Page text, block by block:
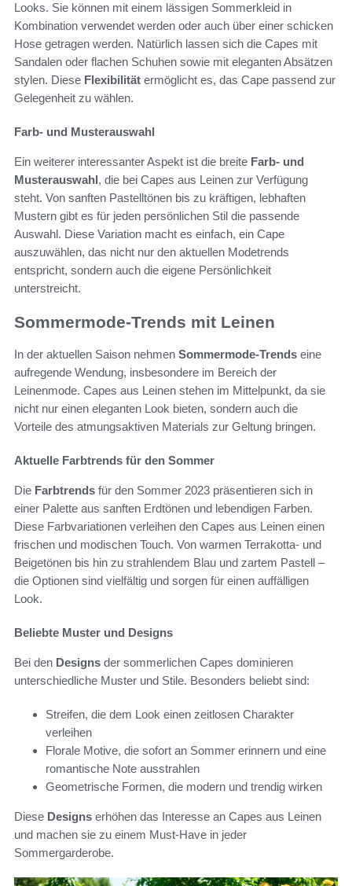
Looks. Sie können mit einem lässigen Sommerkleid in
Kombination verwendet werden oder auch über einer schicken
Hose getragen werden. Natürlich lassen sich die Capes mit
Sandalen oder flachen Schuhen sowie mit eleganten Absätzen
stylen. Diese Flexibilität ermöglicht es, das Cape passend zur
Gelegenheit zu wählen.
Farb- und Musterauswahl
Ein weiterer interessanter Aspekt ist die breite Farb- und
Musterauswahl, die bei Capes aus Leinen zur Verfügung
steht. Von sanften Pastelltönen bis zu kräftigen, lebhaften
Mustern gibt es für jeden persönlichen Stil die passende
Auswahl. Diese Variation macht es einfach, ein Cape
auszuwählen, das nicht nur den aktuellen Modetrends
entspricht, sondern auch die eigene Persönlichkeit
unterstreicht.
Sommermode-Trends mit Leinen
In der aktuellen Saison nehmen Sommermode-Trends eine
aufregende Wendung, insbesondere im Bereich der
Leinenmode. Capes aus Leinen stehen im Mittelpunkt, da sie
nicht nur einen eleganten Look bieten, sondern auch die
Vorteile des atmungsaktiven Materials zur Geltung bringen.
Aktuelle Farbtrends für den Sommer
Die Farbtrends für den Sommer 2023 präsentieren sich in
einer Palette aus sanften Erdtönen und lebendigen Farben.
Diese Farbvariationen verleihen den Capes aus Leinen einen
frischen und modischen Touch. Von warmen Terrakotta- und
Beigetönen bis hin zu strahlendem Blau und zartem Pastell –
die Optionen sind vielfältig und sorgen für einen auffälligen
Look.
Beliebte Muster und Designs
Bei den Designs der sommerlichen Capes dominieren
unterschiedliche Muster und Stile. Besonders beliebt sind:
Streifen, die dem Look einen zeitlosen Charakter
verleihen
Florale Motive, die sofort an Sommer erinnern und eine
romantische Note ausstrahlen
Geometrische Formen, die modern und trendig wirken
Diese Designs erhöhen das Interesse an Capes aus Leinen
und machen sie zu einem Must-Have in jeder
Sommergarderobe.